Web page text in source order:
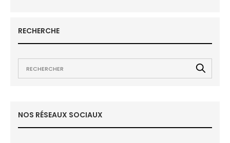
RECHERCHE
NOS RÉSEAUX SOCIAUX